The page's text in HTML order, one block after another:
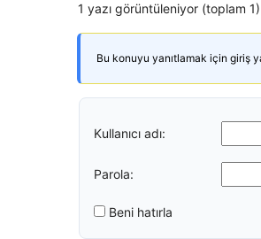
1 yazı görüntüleniyor (toplam 1)
Bu konuyu yanıtlamak için giriş
Kullanıcı adı:
Parola:
Beni hatırla